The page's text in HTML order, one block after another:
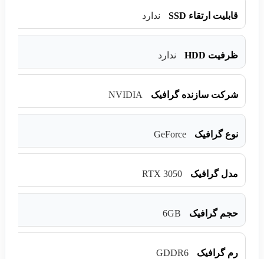
قابلیت ارتقاء SSD ندارد
ظرفیت HDD ندارد
شرکت سازنده گرافیک NVIDIA
نوع گرافیک GeForce
مدل گرافیک RTX 3050
حجم گرافیک 6GB
رم گرافیک GDDR6